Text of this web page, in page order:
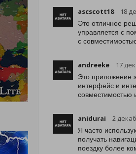
ascscott18 18
Это отличное
управляется с
с
andreeke 17
Это приложение
интерфейс и
совместимостью
anidurai 2
Я часто
получать
поездку более